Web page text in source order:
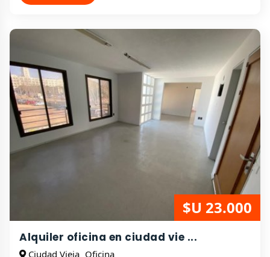
$U 23.000
Alquiler oficina en ciudad vie ...
Ciudad Vieja Oficina